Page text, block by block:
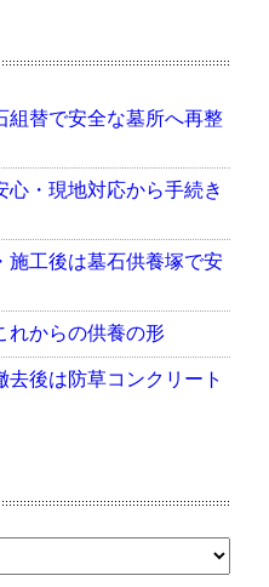
組替で安全な墓所へ再整
心・現地対応から手続き
施工後は墓石供養塚で安
れからの供養の形
去後は防草コンクリート